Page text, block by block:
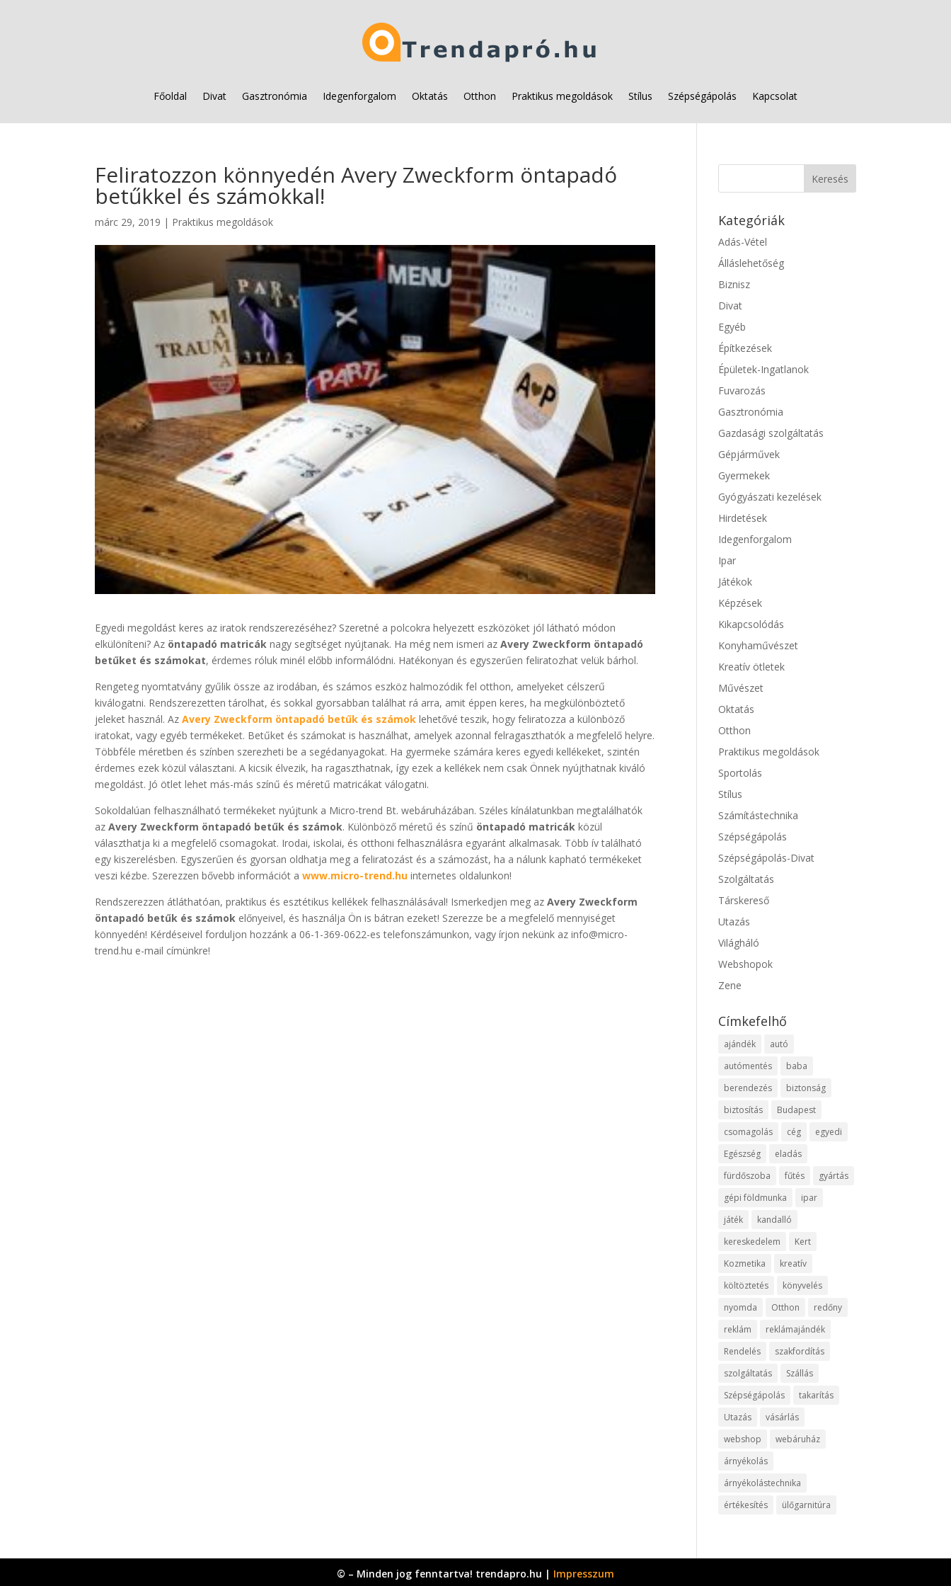
Főoldal Divat Gasztronómia Idegenforgalom Oktatás Otthon Praktikus megoldások Stílus Szépségápolás Kapcsolat
Feliratozzon könnyedén Avery Zweckform öntapadó
betűkkel és számokkal!
márc 29, 2019 | Praktikus megoldások
Egyedi megoldást keres az iratok rendszerezéséhez? Szeretné a polcokra helyezett eszközöket jól látható módon
elkülöníteni? Az öntapadó matricák nagy segítséget nyújtanak. Ha még nem ismeri azAvery Zweckform öntapadó
betűket és számokat, érdemes róluk minél előbb informálódni. Hatékonyan és egyszerűen feliratozhat velük bárhol.
Rengeteg nyomtatvány gyűlik össze az irodában, és számos eszköz halmozódik fel otthon, amelyeket célszerű
kiválogatni. Rendszerezetten tárolhat, és sokkal gyorsabban találhat rá arra, amit éppen keres, ha megkülönböztető
jeleket használ. AzAvery Zweckform öntapadó betűk és számok lehetővé teszik, hogy feliratozza a különböző
iratokat, vagy egyéb termékeket. Betűket és számokat is használhat, amelyek azonnal felragaszthatók a megfelelő helyre.
Többféle méretben és színben szerezheti be a segédanyagokat. Ha gyermeke számára keres egyedi kellékeket, szintén
érdemes ezek közül választani. A kicsik élvezik, ha ragaszthatnak, így ezek a kellékek nem csak Önnek nyújthatnak kiváló
megoldást. Jó ötlet lehet más-más színű és méretű matricákat válogatni.
Sokoldalúan felhasználható termékeket nyújtunk a Micro-trend Bt. webáruházában. Széles kínálatunkban megtalálhatók
azAvery Zweckform öntapadó betűk és számok. Különböző méretű és színű öntapadó matricák közül
választhatja ki a megfelelő csomagokat. Irodai, iskolai, és otthoni felhasználásra egyaránt alkalmasak. Több ív található
egy kiszerelésben. Egyszerűen és gyorsan oldhatja meg a feliratozást és a számozást, ha a nálunk kapható termékeket
veszi kézbe. Szerezzen bővebb információt awww.micro-trend.huinternetes oldalunkon!
Rendszerezzen átláthatóan, praktikus és esztétikus kellékek felhasználásával! Ismerkedjen meg azAvery Zweckform
öntapadó betűk és számok előnyeivel, és használja Ön is bátran ezeket! Szerezze be a megfelelő mennyiséget
könnyedén! Kérdéseivel forduljon hozzánk a 06-1-369-0622-es telefonszámunkon, vagy írjon nekünk az info@micro-
trend.hu e-mail címünkre!
Kategóriák
Adás-Vétel
Álláslehetőség
Biznisz
Divat
Egyéb
Építkezések
Épületek-Ingatlanok
Fuvarozás
Gasztronómia
Gazdasági szolgáltatás
Gépjárművek
Gyermekek
Gyógyászati kezelések
Hirdetések
Idegenforgalom
Ipar
Játékok
Képzések
Kikapcsolódás
Konyhaművészet
Kreatív ötletek
Művészet
Oktatás
Otthon
Praktikus megoldások
Sportolás
Stílus
Számítástechnika
Szépségápolás
Szépségápolás-Divat
Szolgáltatás
Társkereső
Utazás
Világháló
Webshopok
Zene
Címkefelhő
ajándék
autó
autómentés
baba
berendezés
biztonság
biztosítás
Budapest
csomagolás
cég
egyedi
Egészség
eladás
fürdőszoba
fűtés
gyártás
gépi földmunka
ipar
játék
kandalló
kereskedelem
Kert
Kozmetika
kreatív
költöztetés
könyvelés
nyomda
Otthon
redőny
reklám
reklámajándék
Rendelés
szakfordítás
szolgáltatás
Szállás
Szépségápolás
takarítás
Utazás
vásárlás
webshop
webáruház
árnyékolás
árnyékolástechnika
értékesítés
ülőgarnitúra
© – Minden jog fenntartva! trendapro.hu | Impresszum